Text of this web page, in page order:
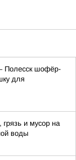
Полесск шофёр-
для
грязь и мусор на
воды